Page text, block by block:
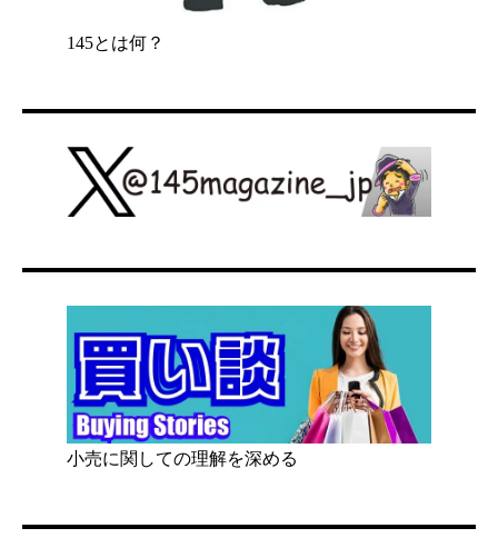
145とは何？
小売に関しての理解を深める